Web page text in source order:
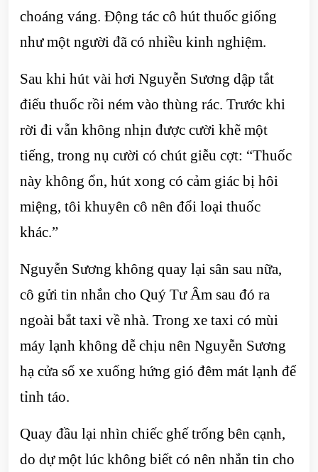
choáng váng. Động tác cô hút thuốc giống
như một người đã có nhiều kinh nghiệm.
Sau khi hút vài hơi Nguyễn Sương dập tắt
điếu thuốc rồi ném vào thùng rác. Trước khi
rời đi vẫn không nhịn được cười khẽ một
tiếng, trong nụ cười có chút giễu cợt: “Thuốc
này không ổn, hút xong có cảm giác bị hôi
miệng, tôi khuyên cô nên đổi loại thuốc
khác.”
Nguyễn Sương không quay lại sân sau nữa,
cô gửi tin nhắn cho Quý Tư Âm sau đó ra
ngoài bắt taxi về nhà. Trong xe taxi có mùi
máy lạnh không dễ chịu nên Nguyễn Sương
hạ cửa sổ xe xuống hứng gió đêm mát lạnh để
tỉnh táo.
Quay đầu lại nhìn chiếc ghế trống bên cạnh,
do dự một lúc không biết có nên nhắn tin cho